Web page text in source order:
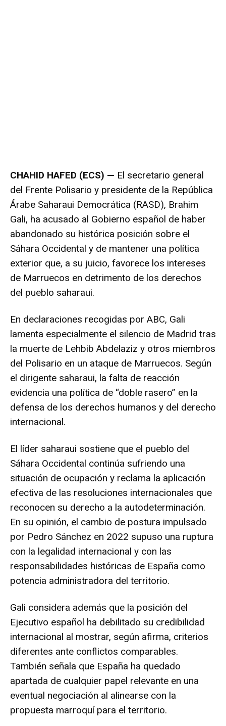
CHAHID HAFED (ECS) — El secretario general
del Frente Polisario y presidente de la República
Árabe Saharaui Democrática (RASD), Brahim
Gali, ha acusado al Gobierno español de haber
abandonado su histórica posición sobre el
Sáhara Occidental y de mantener una política
exterior que, a su juicio, favorece los intereses
de Marruecos en detrimento de los derechos
del pueblo saharaui.
En declaraciones recogidas por ABC, Gali
lamenta especialmente el silencio de Madrid tras
la muerte de Lehbib Abdelaziz y otros miembros
del Polisario en un ataque de Marruecos. Según
el dirigente saharaui, la falta de reacción
evidencia una política de “doble rasero” en la
defensa de los derechos humanos y del derecho
internacional.
El líder saharaui sostiene que el pueblo del
Sáhara Occidental continúa sufriendo una
situación de ocupación y reclama la aplicación
efectiva de las resoluciones internacionales que
reconocen su derecho a la autodeterminación.
En su opinión, el cambio de postura impulsado
por Pedro Sánchez en 2022 supuso una ruptura
con la legalidad internacional y con las
responsabilidades históricas de España como
potencia administradora del territorio.
Gali considera además que la posición del
Ejecutivo español ha debilitado su credibilidad
internacional al mostrar, según afirma, criterios
diferentes ante conflictos comparables.
También señala que España ha quedado
apartada de cualquier papel relevante en una
eventual negociación al alinearse con la
propuesta marroquí para el territorio.